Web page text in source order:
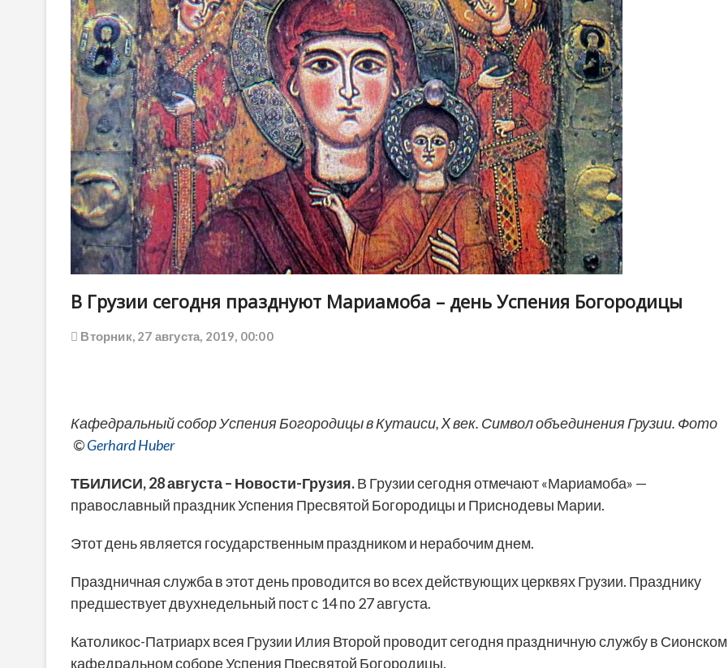
В Грузии сегодня празднуют Мариамоба – день Успения Богородицы
Вторник, 27 августа, 2019, 00:00
Кафедральный собор Успения Богородицы в Кутаиси, X век. Символ объединения Грузии. Фото
©Gerhard Huber
ТБИЛИСИ, 28 августа – Новости-Грузия.В Грузии сегодня отмечают «Мариамоба» —
православный праздник Успения Пресвятой Богородицы и Приснодевы Марии.
Этот день является государственным праздником и нерабочим днем.
Праздничная служба в этот день проводится во всех действующих церквях Грузии. Празднику
предшествует двухнедельный пост с 14 по 27 августа.
Католикос-Патриарх всея Грузии Илия Второй проводит сегодня праздничную службу в Сионском
кафедральном соборе Успения Пресвятой Богородицы.